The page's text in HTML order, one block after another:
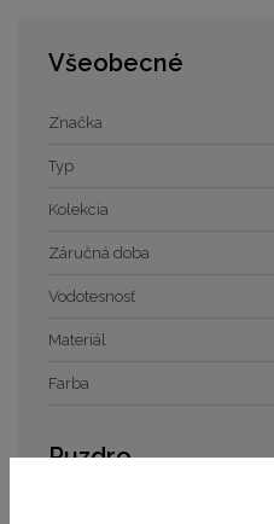
Všeobecné
Značka
Typ
Kolekcia
Záručná doba
Vodotesnosť
Materiál
Farba
Puzdro